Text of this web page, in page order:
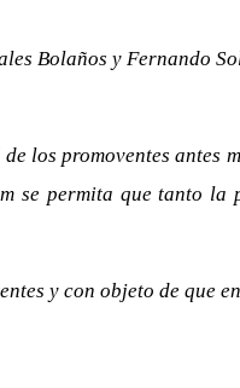
Bolaños y Fernando
los promoventes antes
permita que tanto la
y con objeto de que